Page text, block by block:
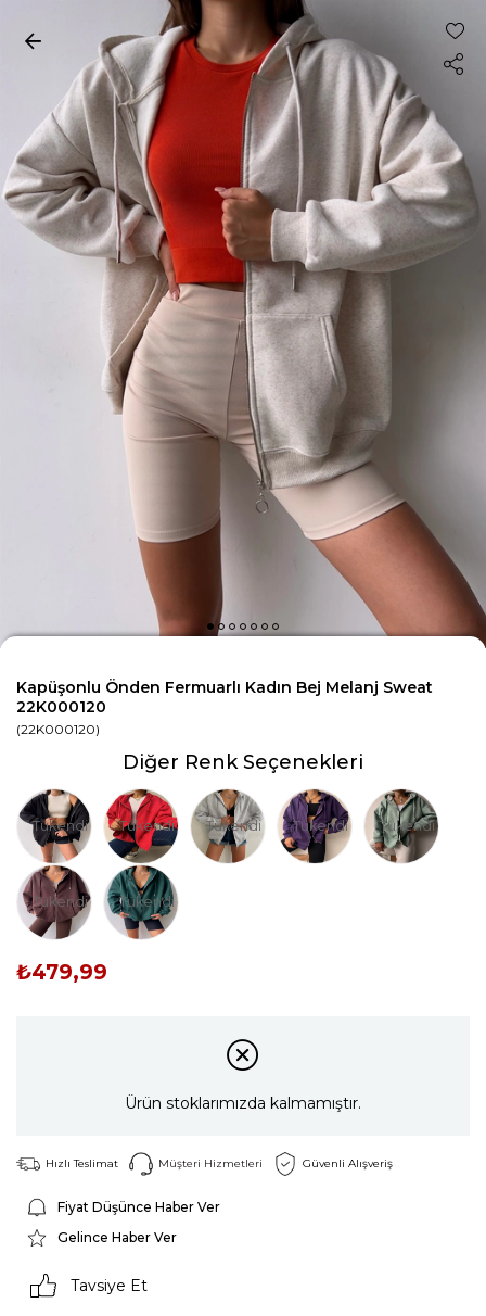
Kapüşonlu Önden Fermuarlı Kadın Bej Melanj Sweat
22K000120
(22K000120)
Diğer Renk Seçenekleri
Tükendi Tükendi Tükendi Tükendi Tükendi
Tükendi Tükendi
₺479,99
Ürün stoklarımızda kalmamıştır.
Hızlı Teslimat Müşteri Hizmetleri Güvenli Alışveriş
Fiyat Düşünce Haber Ver
Gelince Haber Ver
Tavsiye Et